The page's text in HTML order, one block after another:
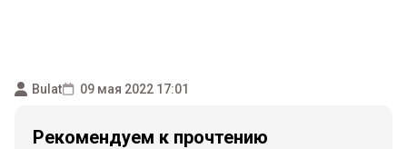
Bulat 09 мая 2022 17:01
Рекомендуем к прочтению